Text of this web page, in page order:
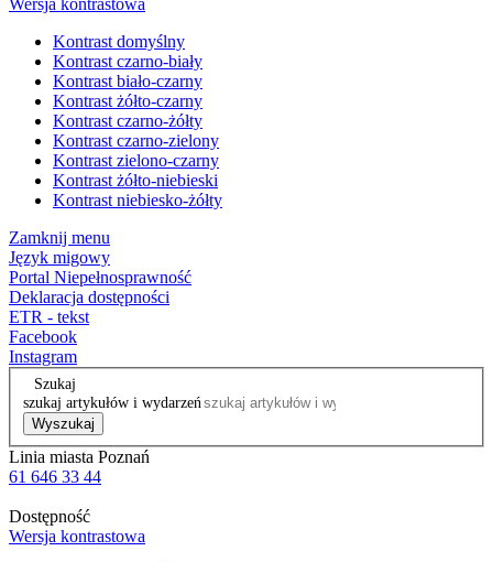
Kontrast domyślny
Kontrast czarno-biały
Kontrast biało-czarny
Kontrast żółto-czarny
Kontrast czarno-żółty
Kontrast czarno-zielony
Kontrast zielono-czarny
Kontrast żółto-niebieski
Kontrast niebiesko-żółty
Zamknij menu
Język migowy
Portal Niepełnosprawność
Deklaracja dostępności
ETR - tekst
Facebook
Instagram
Szukaj
szukaj artykułów i wydarzeń
Wyszukaj
Linia miasta Poznań
61 646 33 44
Dostępność
Wersja kontrastowa